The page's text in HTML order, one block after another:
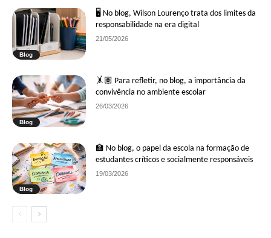
Blog
🖥 No blog, Wilson Lourenço trata dos limites da
responsabilidade na era digital
21/05/2026
Blog
🤸🏽 Para refletir, no blog, a importância da
convivência no ambiente escolar
26/03/2026
Blog
🏫 No blog, o papel da escola na formação de
estudantes críticos e socialmente responsáveis
19/03/2026